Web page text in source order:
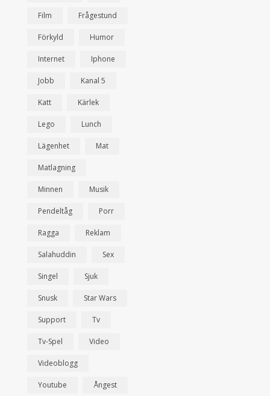
Film Frågestund
Förkyld Humor
Internet Iphone
Jobb Kanal 5
Katt Kärlek
Lego Lunch
Lägenhet Mat
Matlagning
Minnen Musik
Pendeltåg Porr
Ragga Reklam
Salahuddin Sex
Singel Sjuk
Snusk Star Wars
Support Tv
Tv-Spel Video
Videoblogg
Youtube Ångest